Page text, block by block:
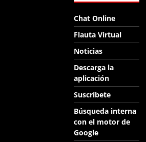
Chat Online
Flauta Virtual
Noticias
Descarga la
aplicación
Suscríbete
Búsqueda interna
con el motor de
Google